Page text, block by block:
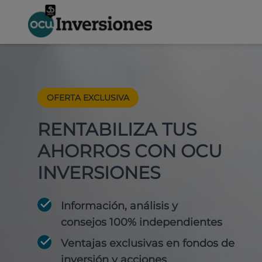
OFERTA EXCLUSIVA
RENTABILIZA TUS
AHORROS CON OCU
INVERSIONES
Información, análisis y
consejos 100% independientes
Ventajas exclusivas en fondos de